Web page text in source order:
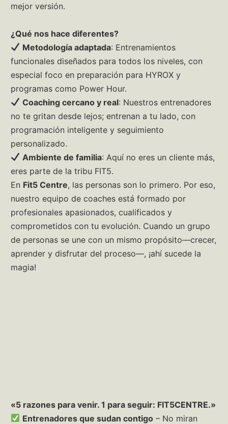
mejor versión.
¿Qué nos hace diferentes?
Metodología adaptada: Entrenamientos
funcionales diseñados para todos los niveles, con
especial foco en preparación para HYROX y
programas como Power Hour.
Coaching cercano y real: Nuestros entrenadores
no te gritan desde lejos; entrenan a tu lado, con
programación inteligente y seguimiento
personalizado.
Ambiente de familia: Aquí no eres un cliente más,
eres parte de la tribu FIT5.
En Fit5 Centre, las personas son lo primero. Por eso,
nuestro equipo de coaches está formado por
profesionales apasionados, cualificados y
comprometidos con tu evolución. Cuando un grupo
de personas se une con un mismo propósito—crecer,
aprender y disfrutar del proceso—, ¡ahí sucede la
magia!
«5 razones para venir. 1 para seguir: FIT5CENTRE.»
Entrenadores que sudan contigo – No miran